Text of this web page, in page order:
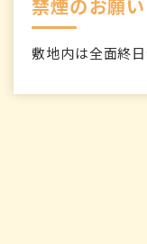
禁煙のお願い
敷地内は全面終日